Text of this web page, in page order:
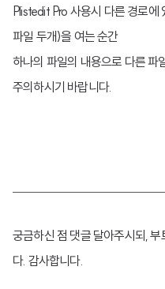
Plistedit Pro 사용시 다른 경로
파일 두개)을 여는 순간
하나의 파일의 내용으로 다른 파
주의하시기 바랍니다.
궁금하신 점 댓글 달아주시되,
다. 감사합니다.